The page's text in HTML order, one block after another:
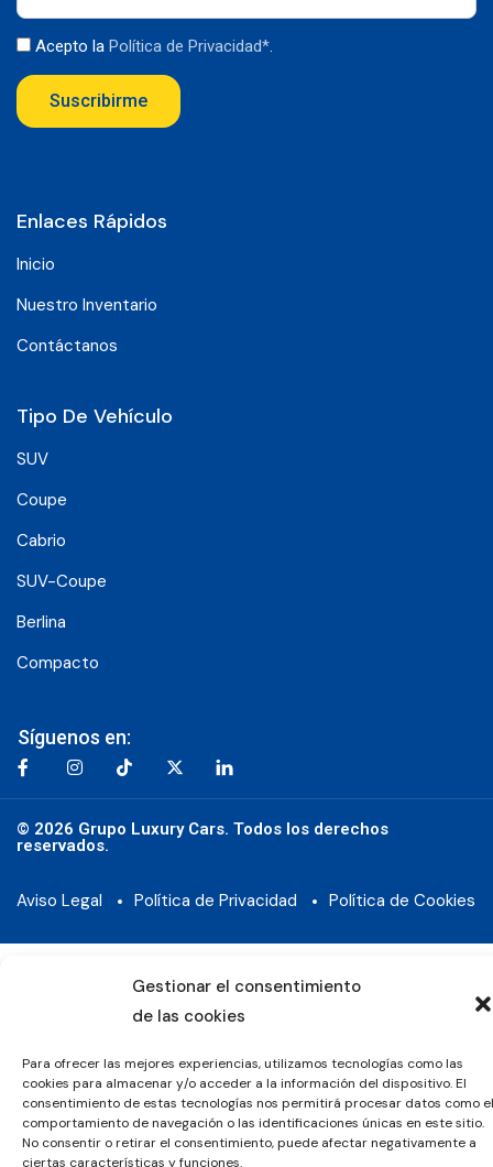
Gestionar el consentimiento
de las cookies
Para ofrecer las mejores experiencias, utilizamos tecnologías como las
cookies para almacenar y/o acceder a la información del dispositivo. El
consentimiento de estas tecnologías nos permitirá procesar datos como el
comportamiento de navegación o las identificaciones únicas en este sitio.
No consentir o retirar el consentimiento, puede afectar negativamente a
ciertas características y funciones.
Acepto la Política de Privacidad*
Suscribirme
Enlaces Rápidos
Inicio
Nuestro Inventario
Contáctanos
Tipo De Vehículo
SUV
Coupe
Cabrio
SUV-Coupe
Berlina
Compacto
Síguenos en:
© 2026 Grupo Luxury Cars. Todos los derechos
reservados.
Aviso Legal Política de Privacidad Política de Cookies